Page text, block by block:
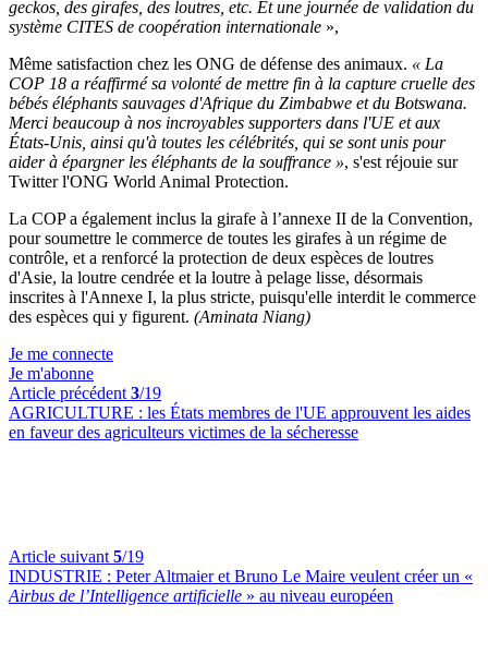
geckos, des girafes, des loutres, etc. Et une journée de validation du
système CITES de coopération internationale »,
Même satisfaction chez les ONG de défense des animaux. « La
COP 18 a réaffirmé sa volonté de mettre fin à la capture cruelle des
bébés éléphants sauvages d'Afrique du Zimbabwe et du Botswana.
Merci beaucoup à nos incroyables supporters dans l'UE et aux
États-Unis, ainsi qu'à toutes les célébrités, qui se sont unis pour
aider à épargner les éléphants de la souffrance », s'est réjouie sur
Twitter l'ONG World Animal Protection.
La COP a également inclus la girafe à l’annexe II de la Convention,
pour soumettre le commerce de toutes les girafes à un régime de
contrôle, et a renforcé la protection de deux espèces de loutres
d'Asie, la loutre cendrée et la loutre à pelage lisse, désormais
inscrites à l'Annexe I, la plus stricte, puisqu'elle interdit le commerce
des espèces qui y figurent. (Aminata Niang)
Je me connecte
Je m'abonne
Article précédent 3/19
AGRICULTURE : les États membres de l'UE approuvent les aides
en faveur des agriculteurs victimes de la sécheresse
Article suivant 5/19
INDUSTRIE : Peter Altmaier et Bruno Le Maire veulent créer un «
Airbus de l’Intelligence artificielle » au niveau européen